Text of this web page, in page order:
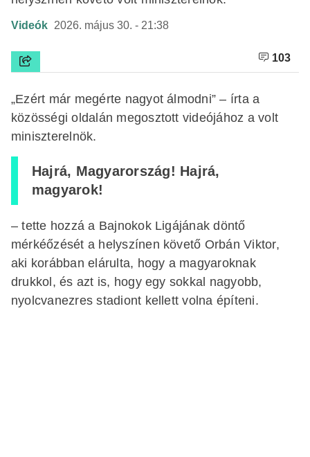
Videók 2026. május 30. - 21:38
103
„Ezért már megérte nagyot álmodni” – írta a
közösségi oldalán megosztott videójához a volt
miniszterelnök.
Hajrá, Magyarország! Hajrá,
magyarok!
– tette hozzá a Bajnokok Ligájának döntő
mérkéőzését a helyszínen követő Orbán Viktor,
aki korábban elárulta, hogy a magyaroknak
drukkol, és azt is, hogy egy sokkal nagyobb,
nyolcvanezres stadiont kellett volna építeni.